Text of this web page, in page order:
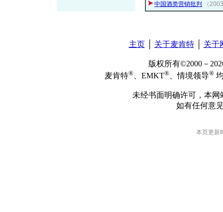
中国酒类营销批判
（
主页│ 关于麦肯特│ 关于
版权所有©2000－
麦肯特® 、EMKT® 、情境领导®
未经书面明确许可，本
如有任何意
本页更新